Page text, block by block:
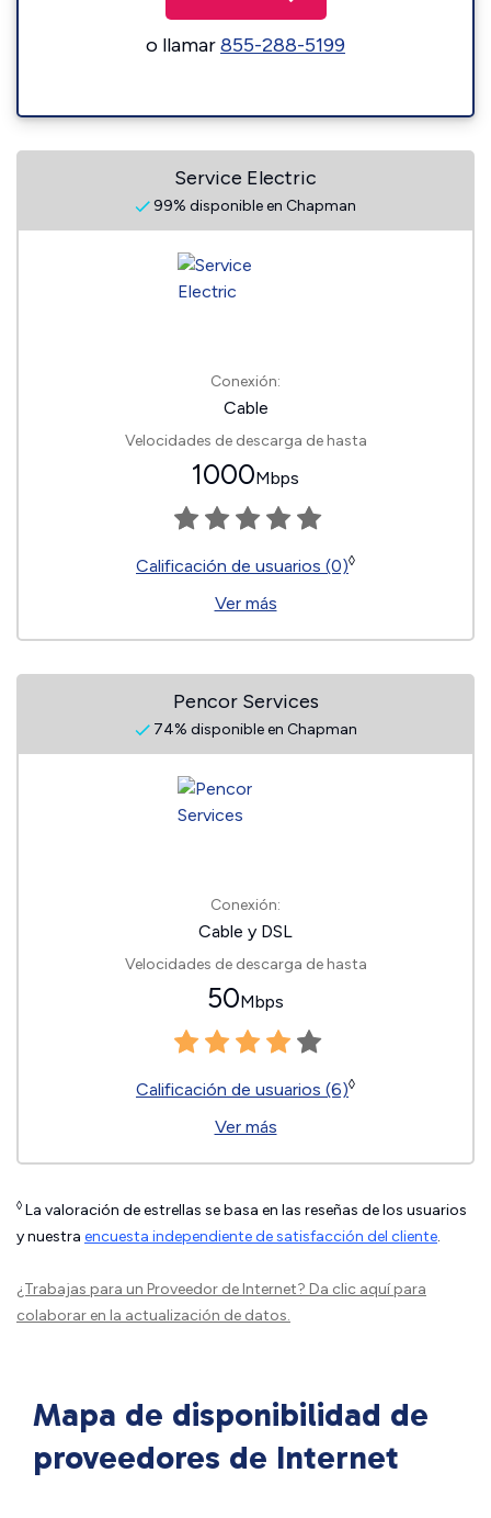
o llamar855-288-5199
Service Electric
99% disponible en Chapman
Conexión:
Cable
Velocidades de descarga de hasta
1000Mbps
Calificación de usuarios (0)◊
Ver más
Pencor Services
74% disponible en Chapman
Conexión:
Cable y DSL
Velocidades de descarga de hasta
50Mbps
Calificación de usuarios (6)◊
Ver más
◊ La valoración de estrellas se basa en las reseñas de los usuarios
y nuestra encuesta independiente de satisfacción del cliente.
¿Trabajas para un Proveedor de Internet? Da clic aquípara
colaborar en la actualización de datos.
Mapa de disponibilidad de
proveedores de Internet